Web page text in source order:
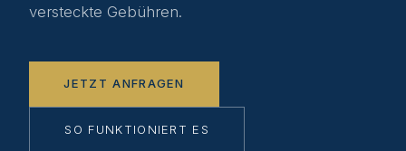
versteckte Gebühren.
JETZT ANFRAGEN
SO FUNKTIONIERT ES